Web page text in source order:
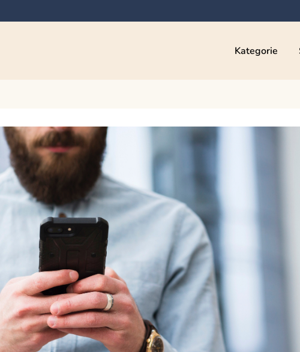
Kategorie